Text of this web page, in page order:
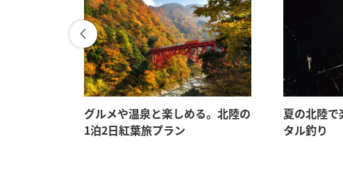
グルメや温泉と楽しめる。北陸の
1泊2日紅葉旅プラン
夏の北陸で
タル釣り